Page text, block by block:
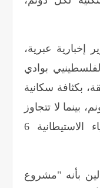
عبرية،
بوادي
الشرقية سيشمل 484 شقة، بكثافة سكانية
بينما لا تتجاوز
الكثافة المخطط لها في الأحياء الاستيطانية 6
بأنه "مشروع